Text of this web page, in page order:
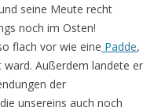
seine Meute recht
noch im Osten!
flach vor wie eine Padde,
Außerdem landete er
der
unsereins auch noch